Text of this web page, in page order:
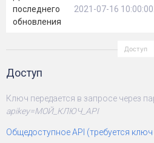
последнего
обновления
2021-07-16
Доступ
Ключ передается в запросе через
apikey=МОЙ_КЛЮЧ_API
Общедоступное API (требуется